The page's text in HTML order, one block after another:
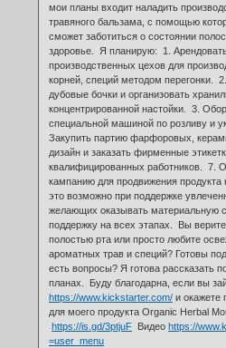
мои планы входит наладить
травяного бальзама, с помощью
сможет заботиться о состоянии
здоровье. Я планирую: 1.
производственных цехов для
корней, специй методом перегонки.
дубовые бочки и организовать
концентрированной настойки. 3.
специальной машиной по розливу и
Закупить партию фарфоровых,
дизайн и заказать фирменные
квалифицированных работников. 7.
кампанию для продвижения
это возможно при поддержке
желающих оказывать материальную
поддержку на всех этапах. Вы
полостью рта или просто любите
ароматных трав и специй? Готовы
есть вопросы? Я готова рассказать
планах. Буду благодарна, если вы
https://www.kickstarter.com/ и окажете
для моего продукта Organic Herbal
https://is.gd/3ptjuF Видео https://
=user_menu